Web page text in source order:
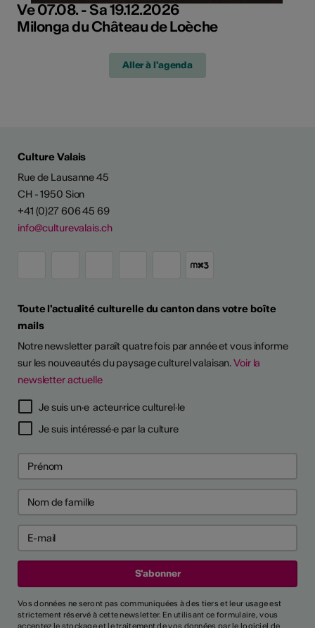
Ve 07.08. - Sa 19.12.2026
Milonga du Château de Loèche
Aller à l'agenda
Culture Valais
Rue de Lausanne 45
CH - 1950 Sion
+41 (0)27 606 45 69
info@culturevalais.ch
Toute l'actualité culturelle du canton dans votre boîte
mails
Notre newsletter paraît quatre fois par année et vous informe
sur les nouveautés du paysage culturel valaisan.Voir la
newsletter actuelle
Je suis un·e acteur·rice culturel·le
Je suis intéressé·e par la culture
Vos données ne seront pas communiquées à des tiers et leur usage est
strictement réservé à cette newsletter. En utilisant ce formulaire, vous